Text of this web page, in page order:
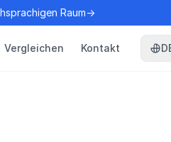
Raum→
Vergleichen Kontakt